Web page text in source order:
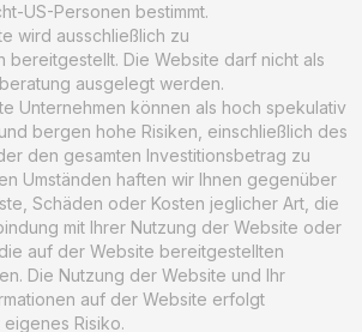
US-Personen bestimmt.
wird ausschließlich zu
bereitgestellt. Die Website darf nicht als
ausgelegt werden.
Unternehmen können als hoch spekulativ
bergen hohe Risiken, einschließlich des
den gesamten Investitionsbetrag zu
Umständen haften wir Ihnen gegenüber
Schäden oder Kosten jeglicher Art, die
mit Ihrer Nutzung der Website oder
auf der Website bereitgestellten
Die Nutzung der Website und Ihr
auf der Website erfolgt
Risiko.